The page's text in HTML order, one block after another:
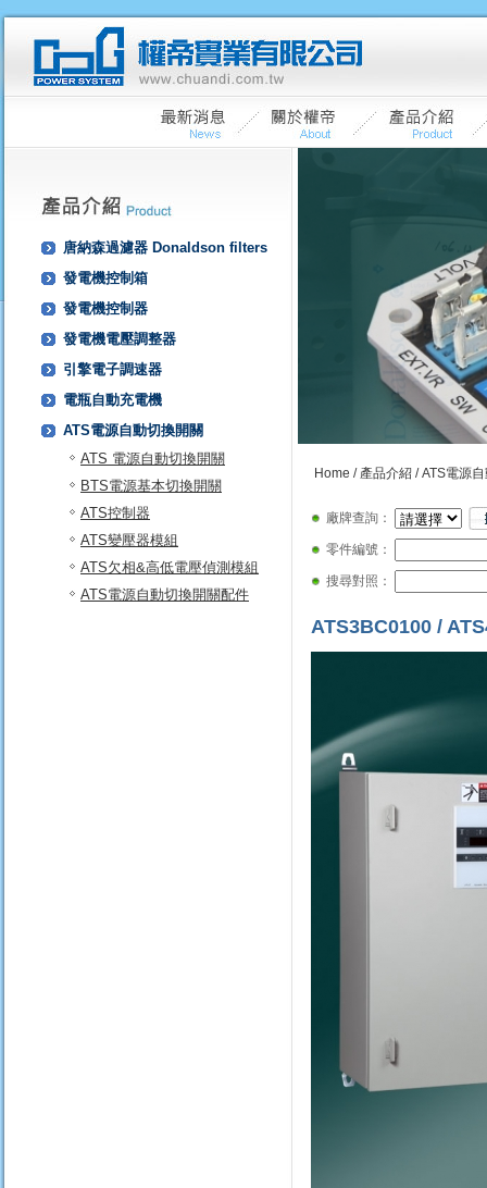
唐納森過濾器 Donaldson filters
發電機控制箱
發電機控制器
發電機電壓調整器
引擎電子調速器
電瓶自動充電機
ATS電源自動切換開關
ATS 電源自動切換開關
BTS電源基本切換開關
ATS控制器
ATS變壓器模組
ATS欠相&高低電壓偵測模組
ATS電源自動切換開關配件
Home / 產品介紹 / ATS電源
廠牌查詢：
零件編號：
搜尋對照：
ATS3BC0100 /